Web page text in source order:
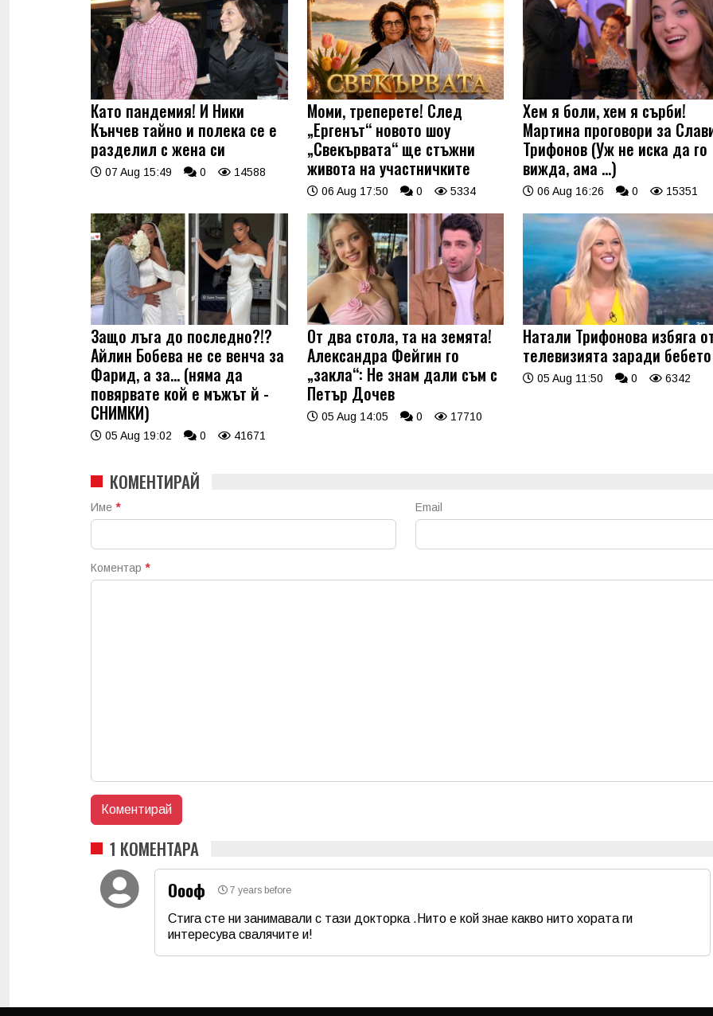
Като пандемия! И Ники
Кънчев тайно и полека се е
разделил с жена си
07 Aug 15:49 0 14588
Моми, треперете! След
„Ергенът“ новото шоу
„Свекървата“ ще стъжни
живота на участничките
06 Aug 17:50 0 5334
Хем я боли, хем я сърби!
Мартина проговори за
Трифонов (Уж не иска да го
вижда, ама …)
06 Aug 16:26 0 15351
Защо лъга до последно?!?
Айлин Бобева не се венча за
Фарид, а за... (няма да
повярвате кой е мъжът й -
СНИМКИ)
05 Aug 19:02 0 41671
От два стола, та на земята!
Александра Фейгин го
„закла“: Не знам дали съм с
Петър Дочев
05 Aug 14:05 0 17710
Натали Трифонова избяга
телевизията заради бебето
05 Aug 11:50 0 6342
КОМЕНТИРАЙ
Име * Email
Коментар *
1 КОМЕНТАРА
Оооф
7 years before
Стига сте ни занимавали с тази докторка .Нито е кой знае какво нито хората ги
интересува свалячите и!
Коментар*